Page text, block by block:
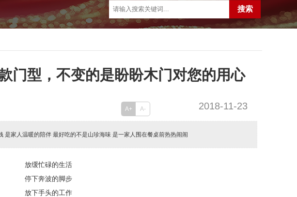
门型，不变的是盼盼木门对您的用心
2018-11-23
A+ A-
家人温暖的陪伴 最好吃的不是山珍海味 是一家人围在餐桌前热热闹闹
放缓忙碌的生活
停下奔波的脚步
放下手头的工作